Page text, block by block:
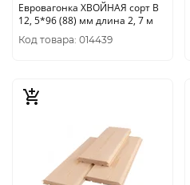
Евровагонка ХВОЙНАЯ сорт В
12, 5*96 (88) мм длина 2, 7 м
Код товара: 014439